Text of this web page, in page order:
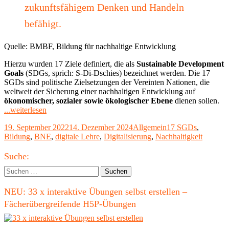
zukunftsfähigem Denken und Handeln
befähigt.
Quelle: BMBF, Bildung für nachhaltige Entwicklung
Hierzu wurden 17 Ziele definiert, die als Sustainable Development
Goals (SDGs, sprich: S-Di-Dschies) bezeichnet werden. Die 17
SGDs sind politische Zielsetzungen der Vereinten Nationen, die
weltweit der Sicherung einer nachhaltigen Entwicklung auf
ökonomischer, sozialer sowie ökologischer Ebene dienen sollen.
...weiterlesen
der
(Hochschul-)Lehre"
Veröffentlicht
am
19. September 202214. Dezember 2024Kategorien
AllgemeinSchlagwörter
17 SGDs,
Bildung, BNE, digitale Lehre, Digitalisierung, Nachhaltigkeit
Haupt-
Seitenleiste
Suche:
Suchen
nach:
NEU: 33 x interaktive Übungen selbst erstellen –
Fächerübergreifende H5P-Übungen